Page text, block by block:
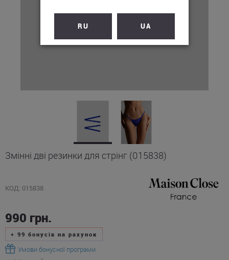
Змінні дві резинки для стрінг (015838)
КОД: 015838
990 грн.
+ 99 бонусів на рахунок
Умови бонусної програми
RU UA